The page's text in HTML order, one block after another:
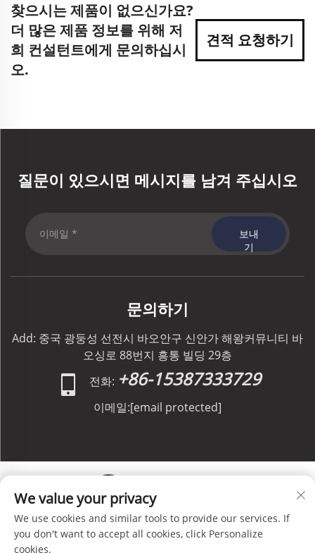
찾으시는 제품이 없으신가요?
더 많은 제품 정보를 위해 저
희 컨설턴트에게 문의하십시
오.
견적 요청하기
질문이 있으시면 메시지를 남겨 주십시오
보내
기
문의하기
Add: 중국 광둥성 선전시 바오안구 신안가 해왕커뮤니티 바
오싱로 88번지 흥통 빌딩 29층
전화: +86-15387333729
이메일:[email protected]
저작권 © C&C GLOBAL Logistics Co., Limited 판권 소
개인정보 처리방침
We value your privacy
We use cookies and similar tools to provide our services. If
you don't want to accept all cookies, click Personalize
cookies.